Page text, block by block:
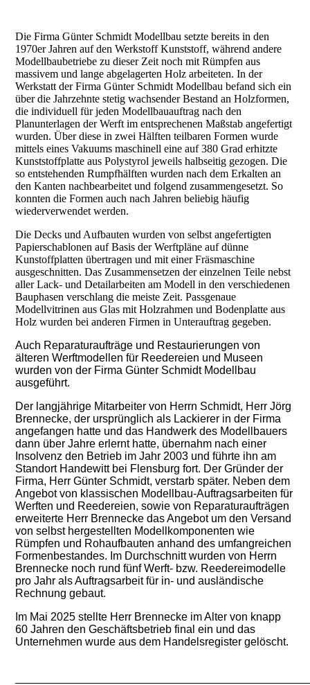
Die Firma Günter Schmidt Modellbau setzte bereits in den
1970er Jahren auf den Werkstoff Kunststoff, während andere
Modellbaubetriebe zu dieser Zeit noch mit Rümpfen aus
massivem und lange abgelagerten Holz arbeiteten. In der
Werkstatt der Firma Günter Schmidt Modellbau befand sich ein
über die Jahrzehnte stetig wachsender Bestand an Holzformen,
die individuell für jeden Modellbauauftrag nach den
Planunterlagen der Werft im entsprechenen Maßstab angefertigt
wurden. Über diese in zwei Hälften teilbaren Formen wurde
mittels eines Vakuums maschinell eine auf 380 Grad erhitzte
Kunststoffplatte aus Polystyrol jeweils halbseitig gezogen. Die
so entstehenden Rumpfhälften wurden nach dem Erkalten an
den Kanten nachbearbeitet und folgend zusammengesetzt. So
konnten die Formen auch nach Jahren beliebig häufig
wiederverwendet werden.
Die Decks und Aufbauten wurden von selbst angefertigten
Papierschablonen auf Basis der Werftpläne auf dünne
Kunstoffplatten übertragen und mit einer Fräsmaschine
ausgeschnitten. Das Zusammensetzen der einzelnen Teile nebst
aller Lack- und Detailarbeiten am Modell in den verschiedenen
Bauphasen verschlang die meiste Zeit. Passgenaue
Modellvitrinen aus Glas mit Holzrahmen und Bodenplatte aus
Holz wurden bei anderen Firmen in Unterauftrag gegeben.
Auch Reparaturaufträge und Restaurierungen von
älteren Werftmodellen für Reedereien und Museen
wurden von der Firma Günter Schmidt Modellbau
ausgeführt.
Der langjährige Mitarbeiter von Herrn Schmidt, Herr Jörg
Brennecke, der ursprünglich als Lackierer in der Firma
angefangen hatte und das Handwerk des Modellbauers
dann über Jahre erlernt hatte, übernahm nach einer
Insolvenz den Betrieb im Jahr 2003 und führte ihn am
Standort Handewitt bei Flensburg fort. Der Gründer der
Firma, Herr Günter Schmidt, verstarb später. Neben dem
Angebot von klassischen Modellbau-Auftragsarbeiten für
Werften und Reedereien, sowie von Reparaturaufträgen
erweiterte Herr Brennecke das Angebot um den Versand
von selbst hergestellten Modellkomponenten wie
Rümpfen und Rohaufbauten anhand des umfangreichen
Formenbestandes. Im Durchschnitt wurden von Herrn
Brennecke noch rund fünf Werft- bzw. Reedereimodelle
pro Jahr als Auftragsarbeit für in- und ausländische
Rechnung gebaut.
Im Mai 2025 stellte Herr Brennecke im Alter von knapp
60 Jahren den Geschäftsbetrieb final ein und das
Unternehmen wurde aus dem Handelsregister gelöscht.